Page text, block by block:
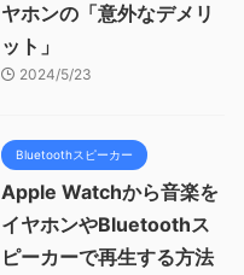
ヤホンの「意外なデメリ
ット」
2024/5/23
Bluetoothスピーカー
Apple Watchから音楽を
イヤホンやBluetoothス
ピーカーで再生する方法